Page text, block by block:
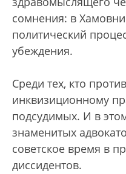
сомнения: в
политический
убеждения.
Среди тех, кто
инквизиционному
подсудимых. И в
знаменитых
советское время в
диссидентов.